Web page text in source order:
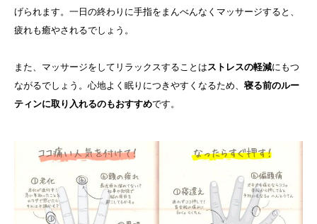
げられます。一日の終わりに手指をまんべんなくマッサージすると、
疲れも癒やされるでしょう。
また、マッサージをしてリラックスすることはストレスの軽減にもつ
ながるでしょう。心地よく眠りにつきやすくなるため、 寝る前のルー
ティンに取り入れるのもおすすめです。